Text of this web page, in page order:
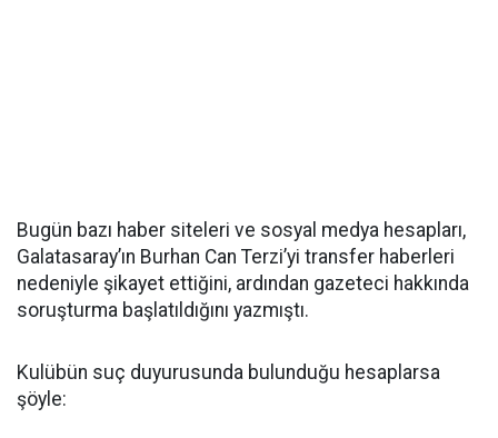
Bugün bazı haber siteleri ve sosyal medya hesapları,
Galatasaray’ın Burhan Can Terzi’yi transfer haberleri
nedeniyle şikayet ettiğini, ardından gazeteci hakkında
soruşturma başlatıldığını yazmıştı.
Kulübün suç duyurusunda bulunduğu hesaplarsa
şöyle: